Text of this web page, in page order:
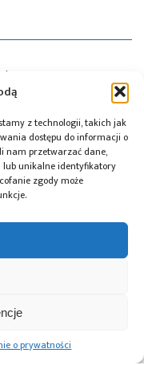
z technologii, takich jak
dostępu do informacji o
nam przetwarzać dane,
unikalne identyfikatory
zgody może
o prywatności
obowiązek
generowanych